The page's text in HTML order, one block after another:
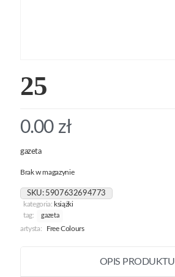
25
0.00 zł
gazeta
Brak w magazynie
SKU: 5907632694773
kategoria: książki
tag:
gazeta
artysta: Free Colours
OPIS PRODUKTU